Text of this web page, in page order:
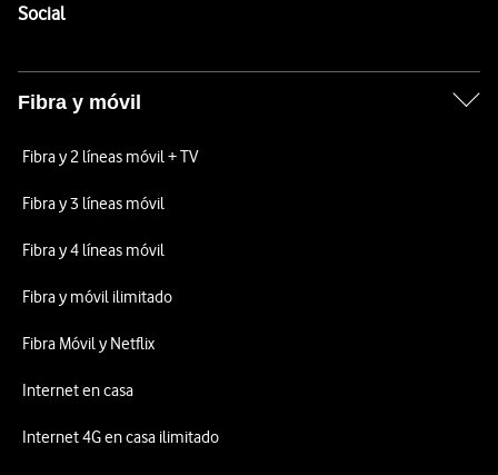
SocialEnlaces a las redes sociales de Vodafone
Fibra y móvil
Fibra y 2 líneas móvil + TV
Fibra y 3 líneas móvil
Fibra y 4 líneas móvil
Fibra y móvil ilimitado
Fibra Móvil y Netflix
Internet en casa
Internet 4G en casa ilimitado